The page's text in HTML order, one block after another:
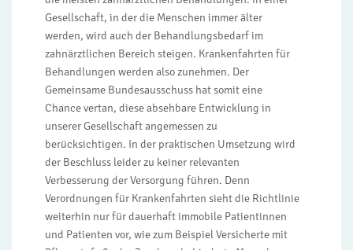
Gesellschaft, in der die Menschen immer älter
werden, wird auch der Behandlungsbedarf im
zahnärztlichen Bereich steigen. Krankenfahrten für
Behandlungen werden also zunehmen. Der
Gemeinsame Bundesausschuss hat somit eine
Chance vertan, diese absehbare Entwicklung in
unserer Gesellschaft angemessen zu
berücksichtigen. In der praktischen Umsetzung wird
der Beschluss leider zu keiner relevanten
Verbesserung der Versorgung führen. Denn
Verordnungen für Krankenfahrten sieht die Richtlinie
weiterhin nur für dauerhaft immobile Patientinnen
und Patienten vor, wie zum Beispiel Versicherte mit